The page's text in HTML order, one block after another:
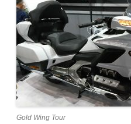
Gold Wing Tour